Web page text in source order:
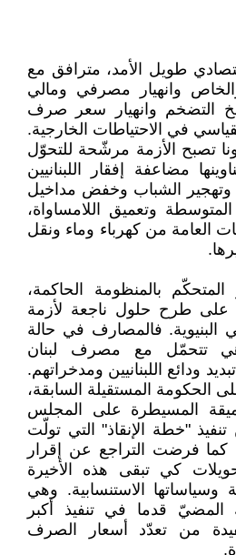
طويل الأمد، مترافق مع
وانهيار مصرفي ومالي
التضخم وانهيار سعر صرف
القياسي في الاحتياطات الخارجية.
تصبح الأزمة مرشّحة للتحوّل
مضاعفة إفقار اللبنانيين
وتهجير الشباب وخفض مداخيل
المتوسطة وتعميق اللامساواة،
العامة من كهرباء وماء ونقل
بالمنظومة الحاكمة،
على طرح حلول ناجعة لأزمة
البنيوية. فالمصارف في حالة
تتحمّل مع مصرف لبنان
ودائع اللبنانيين ومدخراتهم.
الحكومة المستقيلة السابقة،
المسيطرة على المجلس
تنفيذ "خطة الإنقاذ" التي تولّت
كما فرضت التراجع عن إقرار
كي تبقى هذه الأخيرة
وسياساتها الاستنسابية. وهي
قدما في تنفيذ أكبر
من تعدّد أسعار الصرف